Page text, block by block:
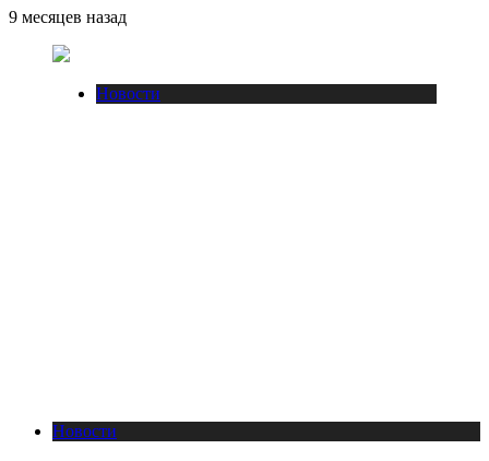
9 месяцев назад
Новости
Новости